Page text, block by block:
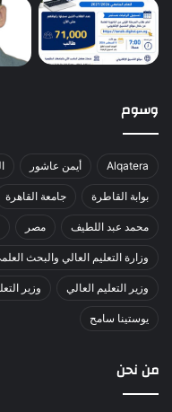
وسوم
Alqatera أيمن عاشور
بوابة القاطرة جامعة القاهرة
محمد عبد اللطيف مصر
وزارة التعليم العالي والبحث
وزير التعليم العالي وزير
يوستينا سامح
من نحن